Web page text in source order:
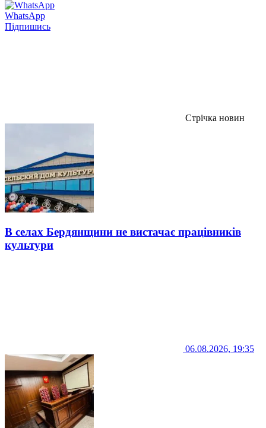
WhatsApp
Підпишись
Стрічка новин
В селах Бердянщини не вистачає працівників
культури
06.08.2026, 19:35